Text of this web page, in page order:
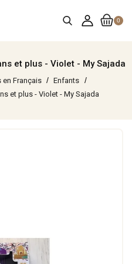
0
et plus - Violet - My Sajada
en Français
Enfants
et plus - Violet - My Sajada